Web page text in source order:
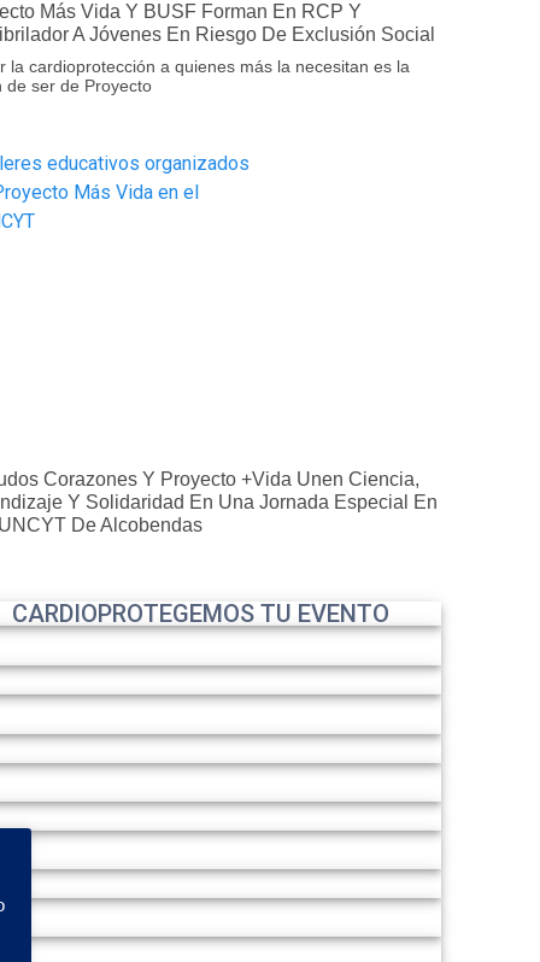
Más Vida Y BUSF Forman En RCP Y
A Jóvenes En Riesgo De Exclusión Social
la cardioprotección a quienes más la necesitan es la
de ser de Proyecto
Corazones Y Proyecto +Vida Unen Ciencia,
Y Solidaridad En Una Jornada Especial En
De Alcobendas
CARDIOPROTEGEMOS TU EVENTO